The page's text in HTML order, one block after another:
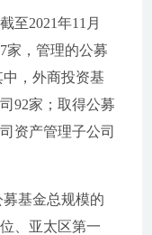
至2021年11月
家，管理的公募
，外商投资基
92家；取得公募
资产管理子公司
基金总规模的
、亚太区第一